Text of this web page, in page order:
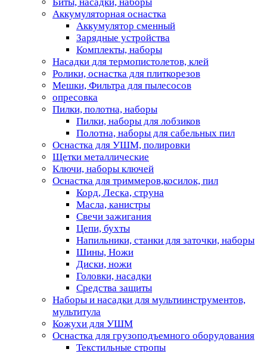
Аккумуляторная оснастка
Аккумулятор сменный
Зарядные устройства
Комплекты, наборы
Насадки для термопистолетов, клей
Ролики, оснастка для плиткорезов
Мешки, Фильтра для пылесосов
опресовка
Пилки, полотна, наборы
Пилки, наборы для лобзиков
Полотна, наборы для сабельных пил
Оснастка для УШМ, полировки
Щетки металлические
Ключи, наборы ключей
Оснастка для триммеров,косилок, пил
Корд, Леска, струна
Масла, канистры
Свечи зажигания
Цепи, бухты
Напильники, станки для заточки, наборы
Шины, Ножи
Диски, ножи
Головки, насадки
Средства защиты
Наборы и насадки для мультиинструментов,
мультитула
Кожухи для УШМ
Оснастка для грузоподъемного оборудования
Текстильные стропы